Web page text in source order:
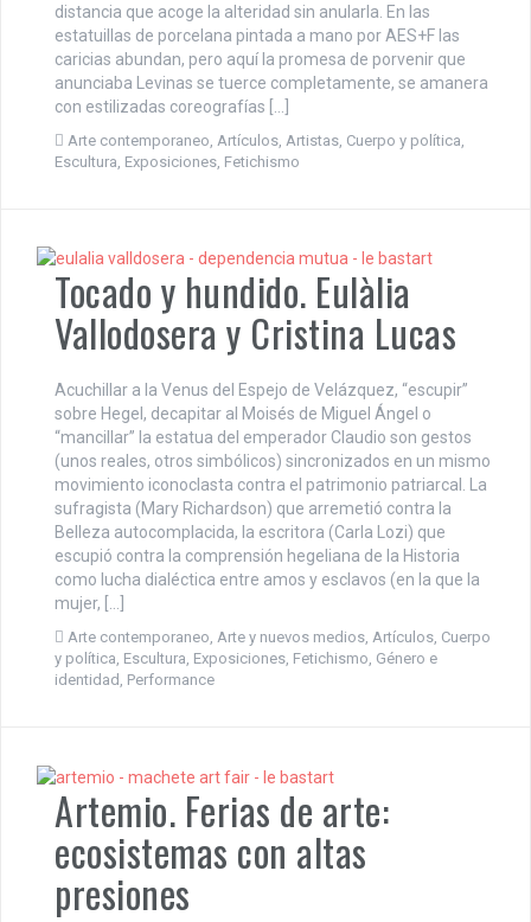
distancia que acoge la alteridad sin anularla. En las
estatuillas de porcelana pintada a mano por AES+F las
caricias abundan, pero aquí la promesa de porvenir que
anunciaba Levinas se tuerce completamente, se amanera
con estilizadas coreografías […]
Arte contemporaneo, Artículos, Artistas, Cuerpo y política,
Escultura, Exposiciones, Fetichismo
Tocado y hundido. Eulàlia
Vallodosera y Cristina Lucas
Acuchillar a la Venus del Espejo de Velázquez, “escupir”
sobre Hegel, decapitar al Moisés de Miguel Ángel o
“mancillar” la estatua del emperador Claudio son gestos
(unos reales, otros simbólicos) sincronizados en un mismo
movimiento iconoclasta contra el patrimonio patriarcal. La
sufragista (Mary Richardson) que arremetió contra la
Belleza autocomplacida, la escritora (Carla Lozi) que
escupió contra la comprensión hegeliana de la Historia
como lucha dialéctica entre amos y esclavos (en la que la
mujer, […]
Arte contemporaneo, Arte y nuevos medios, Artículos, Cuerpo
y política, Escultura, Exposiciones, Fetichismo, Género e
identidad , Performance
Artemio. Ferias de arte:
ecosistemas con altas
presiones